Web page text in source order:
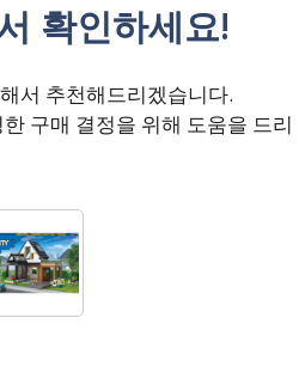
확인하세요!
서 추천해드리겠습니다.
구매 결정을 위해 도움을 드리